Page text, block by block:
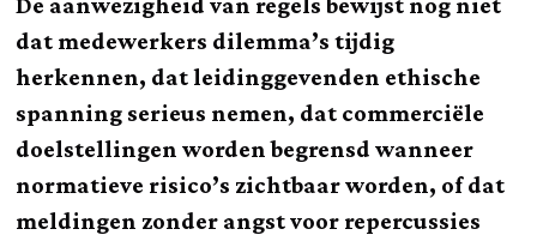
dat medewerkers dilemma’s tijdig
herkennen, dat leidinggevenden ethische
spanning serieus nemen, dat commerciële
doelstellingen worden begrensd wanneer
normatieve risico’s zichtbaar worden, of dat
meldingen zonder angst voor repercussies